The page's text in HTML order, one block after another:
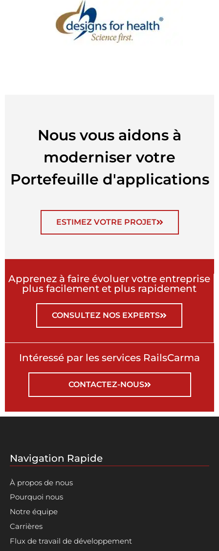
Nous vous aidons à
moderniser votre
Portefeuille d'applications
ESTIMEZ VOTRE PROJET
Apprenez à faire évoluer votre entreprise
plus facilement et plus rapidement
CONSULTEZ NOS EXPERTS
Intéressé par les services RailsCarma
CONTACTEZ-NOUS
Navigation Rapide
À propos de nous
Pourquoi nous
Notre équipe
Carrières
Flux de travail de développement